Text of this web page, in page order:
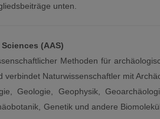
unten.
(AAS)
Methoden für
Naturwissenschaftler mit
Geologie, Geophysik,
Genetik und andere